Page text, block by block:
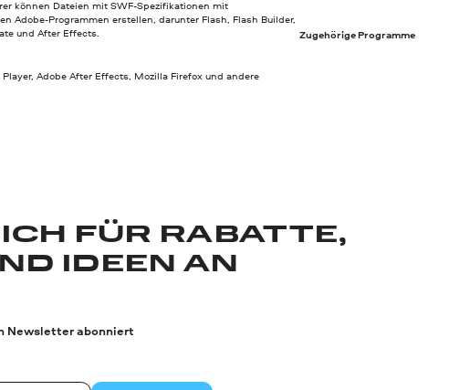
können Dateien mit SWF-Spezifikationen mit
Adobe-Programmen erstellen, darunter Flash, Flash Builder,
und After Effects.
Player, Adobe After Effects, Mozilla Firefox und andere
Zugehörige Programme
FÜR RABATTE,
IDEEN AN
Newsletter abonniert